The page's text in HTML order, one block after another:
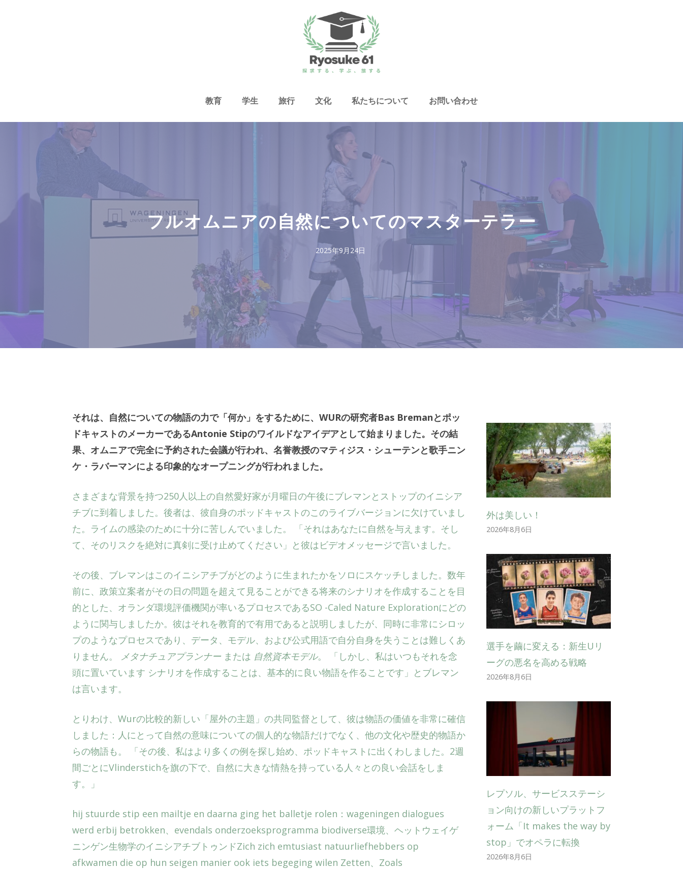
キ
教育 学生 旅行 文化 私たちについて お問い合わせ
フルオムニアの自然についてのマスターテラー
2025年9月24日
それは、自然についての物語の力で「何か」をするために、WURの研究者Bas Bremanとポッ
ドキャストのメーカーであるAntonie Stipのワイルドなアイデアとして始まりました。その結
果、オムニアで完全に予約された会議が行われ、名誉教授のマティジス・シューテンと歌手ニン
ケ・ラバーマンによる印象的なオープニングが行われました。
さまざまな背景を持つ250人以上の自然愛好家が月曜日の午後にブレマンとストップのイニシア
チブに到着しました。後者は、彼自身のポッドキャストのこのライブバージョンに欠けていまし
た。ライムの感染のために十分に苦しんでいました。 「それはあなたに自然を与えます。そし
て、そのリスクを絶対に真剣に受け止めてください」と彼はビデオメッセージで言いました。
その後、ブレマンはこのイニシアチブがどのように生まれたかをソロにスケッチしました。数年
前に、政策立案者がその日の問題を超えて見ることができる将来のシナリオを作成することを目
的とした、オランダ環境評価機関が率いるプロセスであるSO -Caled Nature Explorationにどの
ように関与しましたか。彼はそれを教育的で有用であると説明しましたが、同時に非常にシロッ
プのようなプロセスであり、データ、モデル、および公式用語で自分自身を失うことは難しくあ
りません。
メタナチュアプランナーまたは 自然資本モデル。 「しかし、私はいつもそれを念
頭に置いています シナリオを作成することは、基本的に良い物語を作ることです」とブレマン
は言います。
とりわけ、Wurの比較的新しい「屋外の主題」の共同監督として、彼は物語の価値を非常に確信
しました：人にとって自然の意味についての個人的な物語だけでなく、他の文化や歴史的物語か
らの物語も。 「その後、私はより多くの例を探し始め、ポッドキャストに出くわしました。2週
間ごとにVlinderstichを旗の下で、自然に大きな情熱を持っている人々との良い会話をしま
す。」
hij stuurde stip een mailtje en daarna ging het balletje rolen：wageningen dialogues
werd erbij betrokken、evendals onderzoeksprogramma biodiverse環境、ヘットウェイゲ
ニンゲン生物学のイニシアチブトゥンドZich zich emtusiast natuurliefhebbers op
afkwamen die op hun seigen manier ook iets begeging wilen Zetten、Zoals
外は美しい！
2026年8月6日
選手を繭に変える：新生Uリ
ーグの悪名を高める戦略
2026年8月6日
レプソル、サービスステーシ
ョン向けの新しいプラットフ
ォーム「It makes the way by
stop」でオペラに転換
2026年8月6日